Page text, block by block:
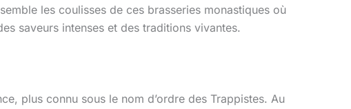
les coulisses de ces brasseries monastiques où
saveurs intenses et des traditions vivantes.
plus connu sous le nom d’ordre des Trappistes. Au